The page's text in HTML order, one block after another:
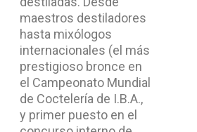
maestros destiladores
hasta mixólogos
internacionales (el más
prestigioso bronce en
el Campeonato Mundial
de Coctelería de I.B.A.,
y primer puesto en el